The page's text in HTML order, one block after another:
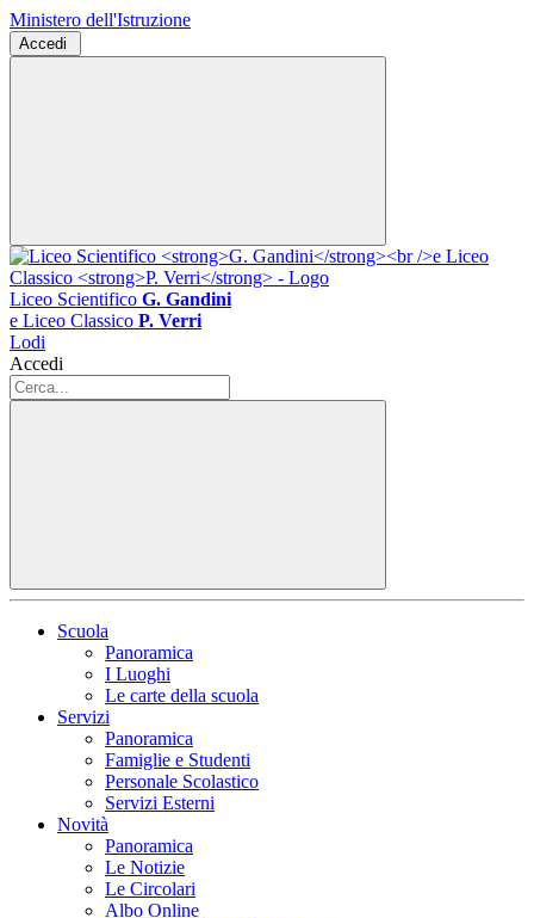
Ministero dell'Istruzione
Accedi
Liceo Scientifico G. Gandini
e Liceo Classico P. Verri
Lodi
Accedi
Scuola
Panoramica
I Luoghi
Le carte della scuola
Servizi
Panoramica
Famiglie e Studenti
Personale Scolastico
Servizi Esterni
Novità
Panoramica
Le Notizie
Le Circolari
Albo Online